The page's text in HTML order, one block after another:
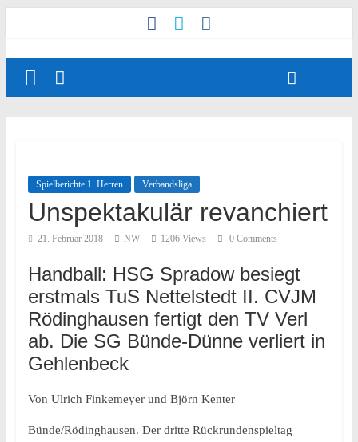
Spielberichte 1. Herren Verbandsliga
Unspektakulär revanchiert
21. Februar 2018 NW 1206 Views 0 Comments
Handball: HSG Spradow besiegt
erstmals TuS Nettelstedt II. CVJM
Rödinghausen fertigt den TV Verl
ab. Die SG Bünde-Dünne verliert in
Gehlenbeck
Von Ulrich Finkemeyer und Björn Kenter
Bünde/Rödinghausen. Der dritte Rückrundenspieltag